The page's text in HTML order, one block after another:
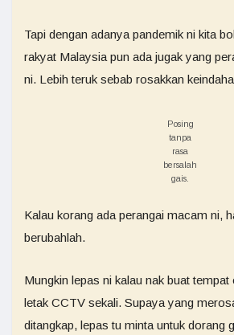
Tapi dengan adanya pandemik ni kita
rakyat Malaysia pun ada jugak yang
ni. Lebih teruk sebab rosakkan
Posing
tanpa
rasa
bersalah
gais.
Kalau korang ada perangai macam ni,
berubahlah.
Mungkin lepas ni kalau nak buat
letak CCTV sekali. Supaya yang
ditangkap, lepas tu minta untuk dorang